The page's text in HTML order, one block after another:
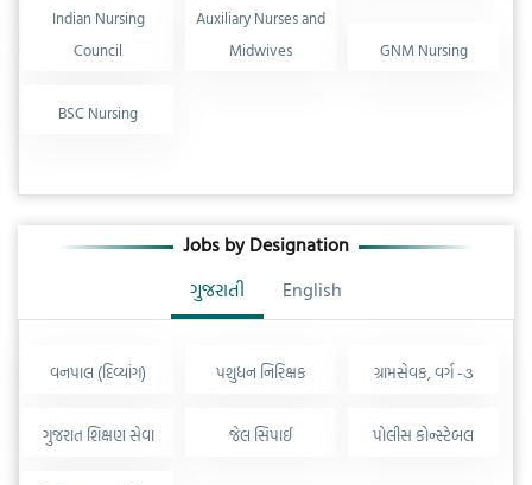
Indian Nursing
Council
Auxiliary Nurses and
Midwives
GNM Nursing
BSC Nursing
Jobs by Designation
ગુજરાતી
English
વનપાલ (દિવ્યાંગ) પશુધન નિરિક્ષક ગ્રામસેવક, વર્ગ -૩
ગુજરાત શિક્ષણ સેવા જેલ સિપાઈ પોલીસ કોન્સ્ટેબલ